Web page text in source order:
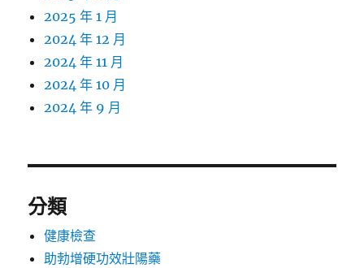
2025 年 1 月
2024 年 12 月
2024 年 11 月
2024 年 10 月
2024 年 9 月
分類
健康檢查
助勃增硬功效壯陽藥